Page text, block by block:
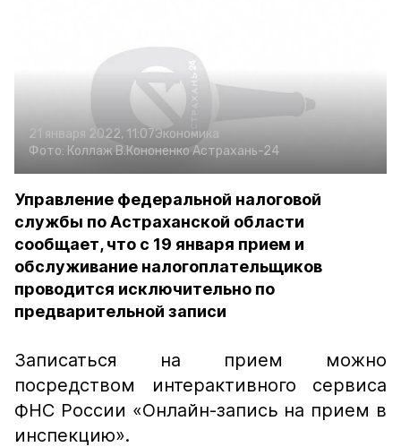
21 января 2022, 11:07Экономика
Фото: Коллаж В.Кононенко Астрахань-24
Управление федеральной налоговой
службы по Астраханской области
сообщает, что с 19 января прием и
обслуживание налогоплательщиков
проводится исключительно по
предварительной записи
Записаться на прием можно
посредством интерактивного сервиса
ФНС России «Онлайн-запись на прием в
инспекцию».